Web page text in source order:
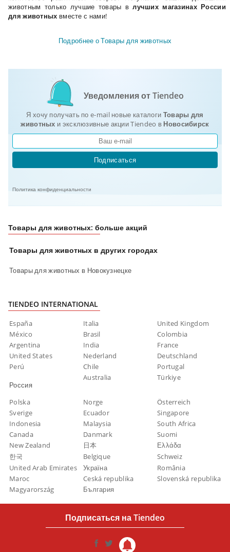
животным только лучшие товары влучших магазинах России
для животных вместе с нами!
Подробнее о Товары для животных
Уведомления от Tiendeo
Я хочу получать по e-mail новые каталоги Товары для
животных и эксклюзивные акции Tiendeo в Новосибирск
Подписаться
Политика конфиденциальности
Товары для животных: больше акций
Товары для животных в других городах
Товары для животных в Новокузнецке
TIENDEO INTERNATIONAL
España Italia
United Kingdom
México
Brasil
Colombia
Argentina
India
France
United States
Nederland
Deutschland
Perú
Chile
Portugal
Россия
Australia Türkiye
Polska Norge
Österreich
Sverige
Ecuador
Singapore
Indonesia
Malaysia
South Africa
Canada
Danmark
Suomi
New Zealand
日本
Ελλάδα
한국
Belgique
Schweiz
United Arab Emirates
Україна
România
Maroc
Ceská republika
Slovenská republika
Magyarország
България
Подписаться на Tiendeo